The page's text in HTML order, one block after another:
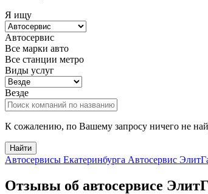
Я ищу
Автосервис
Все марки авто
Все станции метро
Виды услуг
Везде
К сожалению, по Вашему запросу ничего не
Найти
Автосервисы Екатеринбурга Автосервис
Отзывы об автосервисе